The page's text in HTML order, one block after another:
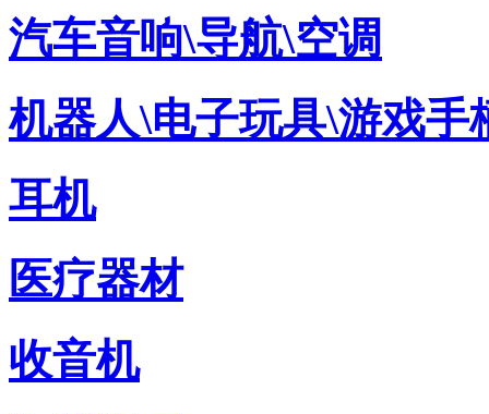
汽车音响\导航\空调
机器人\电子玩具\游戏手
耳机
医疗器材
收音机